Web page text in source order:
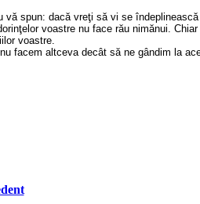
spun: dacă vreţi să vi se îndeplinească
voastre nu face rău nimănui.
voastre.
facem altceva decât să ne gândim la